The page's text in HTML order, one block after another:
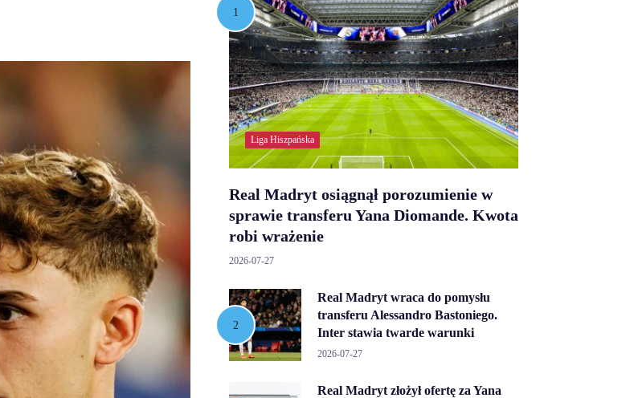
Liga Hiszpańska
Real Madryt osiągnął porozumienie w
sprawie transferu Yana Diomande. Kwota
robi wrażenie
2026-07-27
Real Madryt wraca do pomysłu
transferu Alessandro Bastoniego.
Inter stawia twarde warunki
2026-07-27
Real Madryt złożył ofertę za Yana